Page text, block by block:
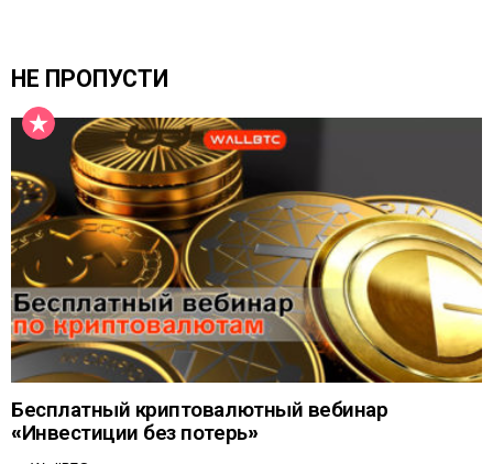
НЕ ПРОПУСТИ
Бесплатный криптовалютный вебинар
«Инвестиции без потерь»